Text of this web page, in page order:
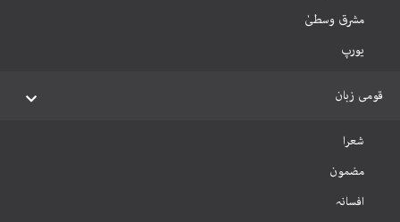
مشرق وسطیٰ
یورپ
قومی زبان
شعرا
مضمون
افسانہ